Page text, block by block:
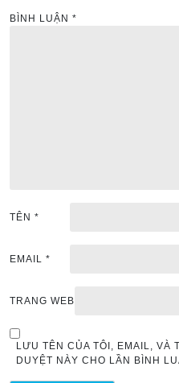
BÌNH LUẬN *
TÊN *
EMAIL *
TRANG WEB
LƯU TÊN CỦA TÔI, EMAIL, VÀ
DUYỆT NÀY CHO LẦN BÌNH